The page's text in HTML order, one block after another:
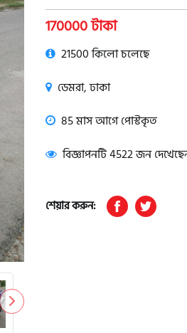
product view
170000 টাকা
21500 কিলো চলেছে
ডেমরা, ঢাকা
85 মাস আগে পোস্টকৃত
বিজ্ঞাপনটি 4522 জন
শেয়ার করুন: